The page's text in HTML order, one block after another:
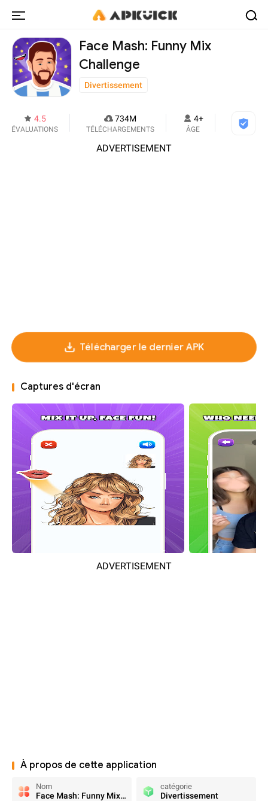
Face Mash: Funny Mix
Challenge
Divertissement
4.5
ÉVALUATIONS
734M
TÉLÉCHARGEMENTS
4+
ÂGE
ADVERTISEMENT
Télécharger le dernier APK
Captures d'écran
ADVERTISEMENT
À propos de cette application
Nom
Face Mash: Funny Mix Challenge
catégorie
Divertissement